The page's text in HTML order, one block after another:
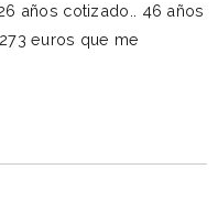
años cotizado.. 46 años
euros que me